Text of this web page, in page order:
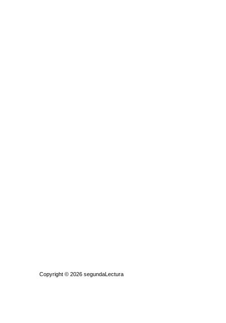
Copyright © 2026 segundaLectura